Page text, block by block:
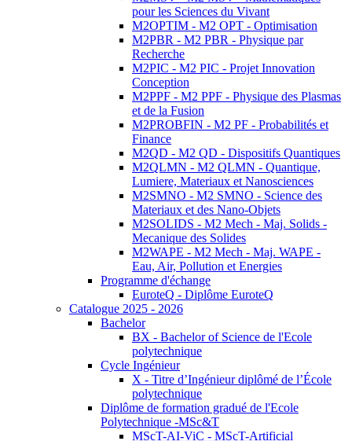
pour les Sciences du Vivant
M2OPTIM - M2 OPT - Optimisation
M2PBR - M2 PBR - Physique par
Recherche
M2PIC - M2 PIC - Projet Innovation
Conception
M2PPF - M2 PPF - Physique des Plasmas
et de la Fusion
M2PROBFIN - M2 PF - Probabilités et
Finance
M2QD - M2 QD - Dispositifs Quantiques
M2QLMN - M2 QLMN - Quantique,
Lumiere, Materiaux et Nanosciences
M2SMNO - M2 SMNO - Science des
Materiaux et des Nano-Objets
M2SOLIDS - M2 Mech - Maj. Solids -
Mecanique des Solides
M2WAPE - M2 Mech - Maj. WAPE -
Eau, Air, Pollution et Energies
Programme d'échange
EuroteQ - Diplôme EuroteQ
Catalogue 2025 - 2026
Bachelor
BX - Bachelor of Science de l'Ecole
polytechnique
Cycle Ingénieur
X - Titre d’Ingénieur diplômé de l’École
polytechnique
Diplôme de formation gradué de l'Ecole
Polytechnique -MSc&T
MScT-AI-ViC - MScT-Artificial